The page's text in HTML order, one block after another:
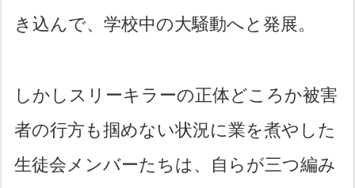
き込んで、学校中の大騒動へと発展。
しかしスリーキラーの正体どころか被害
者の行方も掴めない状況に業を煮やした
生徒会メンバーたちは、自らが三つ編み